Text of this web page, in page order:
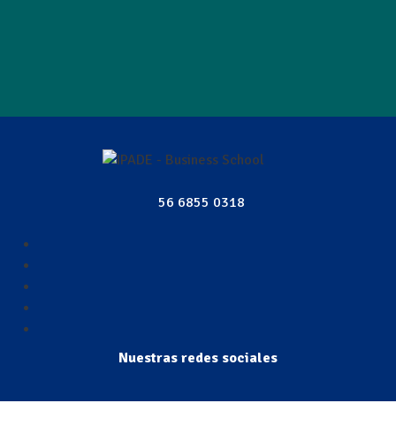
56 6855 0318
Nuestras redes sociales